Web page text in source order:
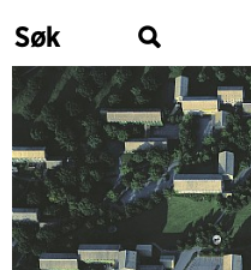
Kategori
Undervisning
Kultur
Helse
Forskning